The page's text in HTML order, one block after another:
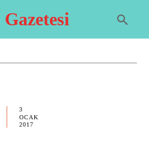
3
OCAK
2017